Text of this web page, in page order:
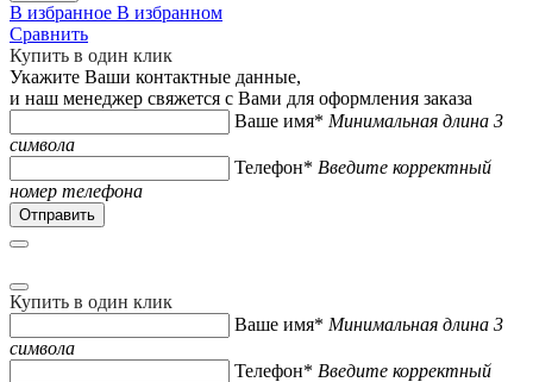
В избранное В избранном
Сравнить
Купить в один клик
Укажите Ваши контактные данные,
и наш менеджер свяжется с Вами для оформления заказа
Ваше имя* Минимальная длина 3
символа
Телефон* Введите корректный
номер телефона
Купить в один клик
Ваше имя* Минимальная длина 3
символа
Телефон* Введите корректный